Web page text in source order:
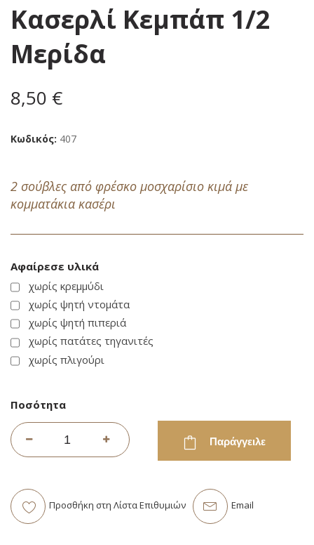
στην
αρχή
συλλογής
Κασερλί Κεμπάπ 1/2
Μερίδα
8,50 €
Κωδικός 407
2 σούβλες από φρέσκο μοσχαρίσιο κιμά με
κομματάκια κασέρι
Αφαίρεσε υλικά
χωρίς κρεμμύδι
χωρίς ψητή ντομάτα
χωρίς ψητή πιπεριά
χωρίς πατάτες τηγανιτές
χωρίς πλιγούρι
Ποσότητα
Παράγγειλε
Προσθήκη στη Λίστα Επιθυμιών Email